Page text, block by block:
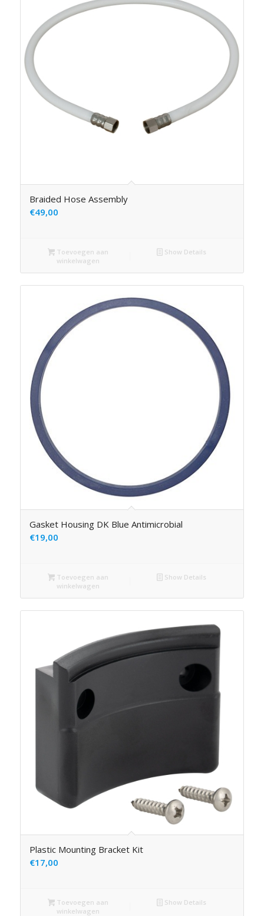
Braided Hose Assembly
€49,00
Toevoegen aan
winkelwagen
Show Details
Gasket Housing DK Blue Antimicrobial
€19,00
Toevoegen aan
winkelwagen
Show Details
Plastic Mounting Bracket Kit
€17,00
Toevoegen aan
winkelwagen
Show Details